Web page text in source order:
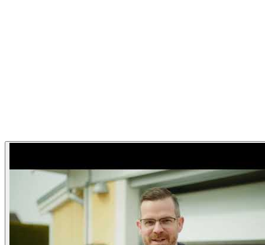
Garageportexperten